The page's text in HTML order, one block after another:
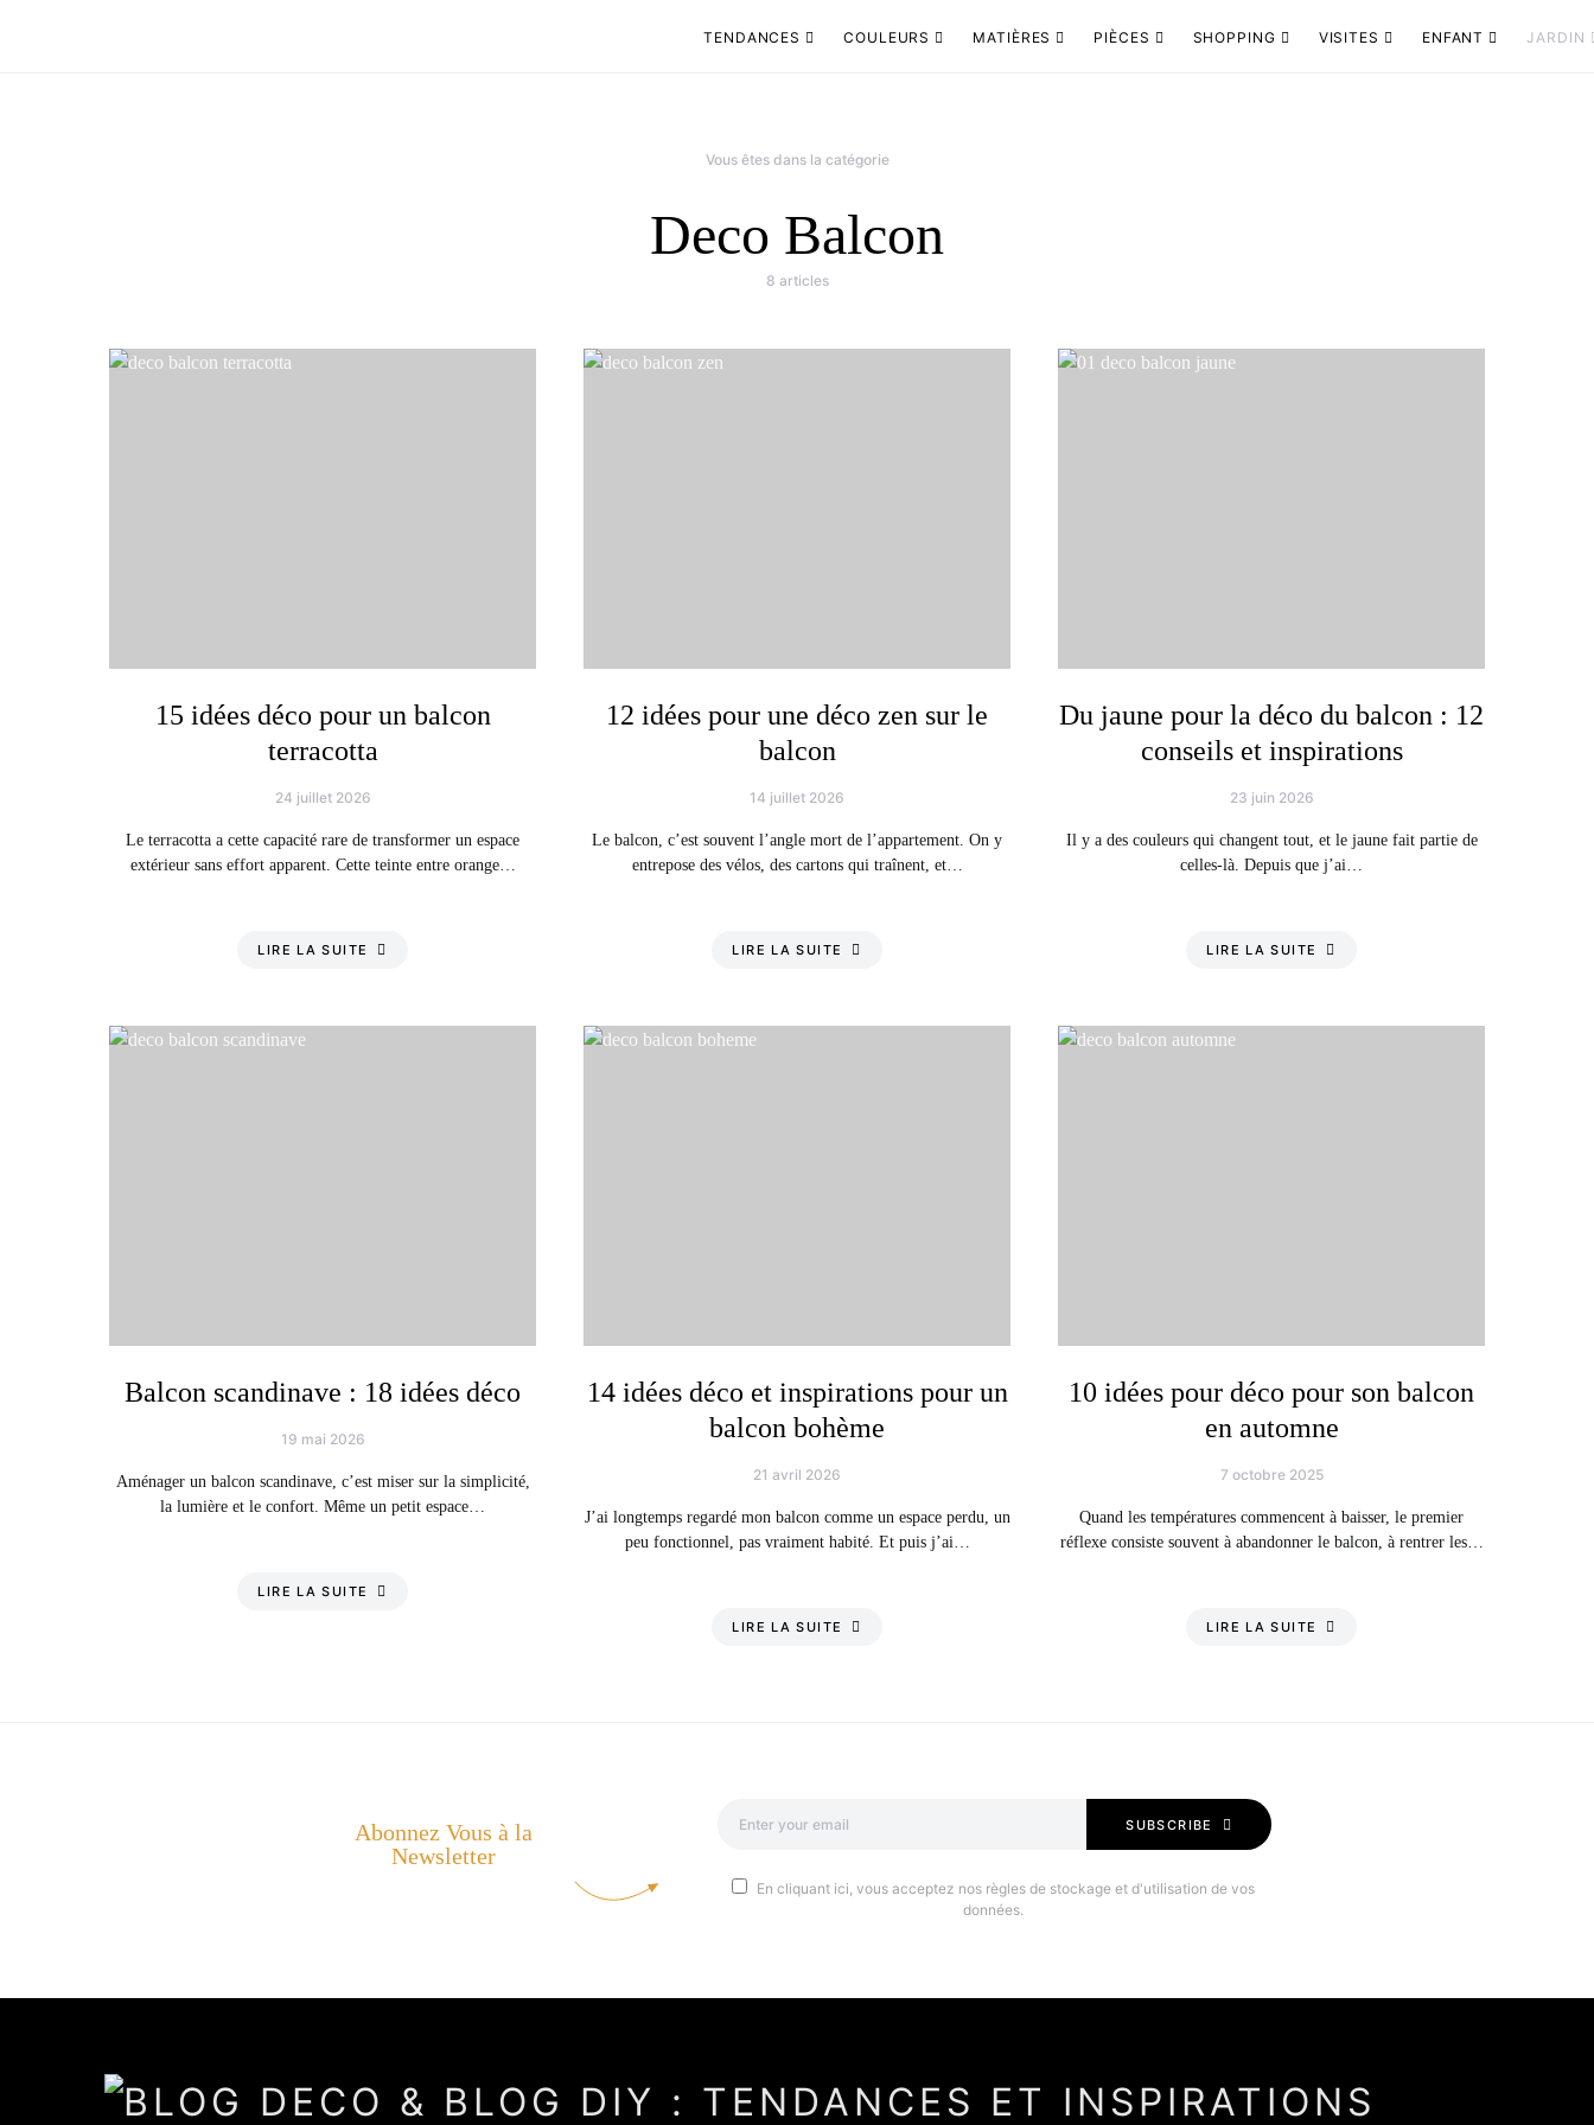
TENDANCES COULEURS MATIÈRES PIÈCES SHOPPING VISITES ENFANT JARDIN
Vous êtes dans la catégorie
Deco Balcon
8 articles
15 idées déco pour un balcon
terracotta
24 juillet 2026
Le terracotta a cette capacité rare de transformer un espace
extérieur sans effort apparent. Cette teinte entre orange…
LIRE LA SUITE
12 idées pour une déco zen sur le
balcon
14 juillet 2026
Le balcon, c’est souvent l’angle mort de l’appartement. On y
entrepose des vélos, des cartons qui traînent, et…
LIRE LA SUITE
Du jaune pour la déco du balcon : 12
conseils et inspirations
23 juin 2026
Il y a des couleurs qui changent tout, et le jaune fait partie de
celles-là. Depuis que j’ai…
LIRE LA SUITE
Balcon scandinave : 18 idées déco
19 mai 2026
Aménager un balcon scandinave, c’est miser sur la simplicité,
la lumière et le confort. Même un petit espace…
LIRE LA SUITE
14 idées déco et inspirations pour un
balcon bohème
21 avril 2026
J’ai longtemps regardé mon balcon comme un espace perdu, un
peu fonctionnel, pas vraiment habité. Et puis j’ai…
LIRE LA SUITE
10 idées pour déco pour son balcon
en automne
7 octobre 2025
Quand les températures commencent à baisser, le premier
réflexe consiste souvent à abandonner le balcon, à rentrer les…
LIRE LA SUITE
Abonnez Vous à la
Newsletter
SUBSCRIBE
En cliquant ici, vous acceptez nos règles de stockage et d'utilisation de vos
données.